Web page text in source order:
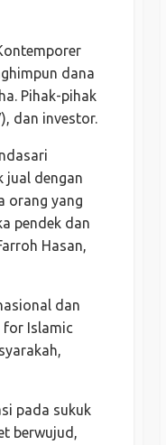
dana
Pihak-pihak
dan investor.
jual dengan
orang yang
pendek dan
Hasan,
dan
for Islamic
pada sukuk
berwujud,